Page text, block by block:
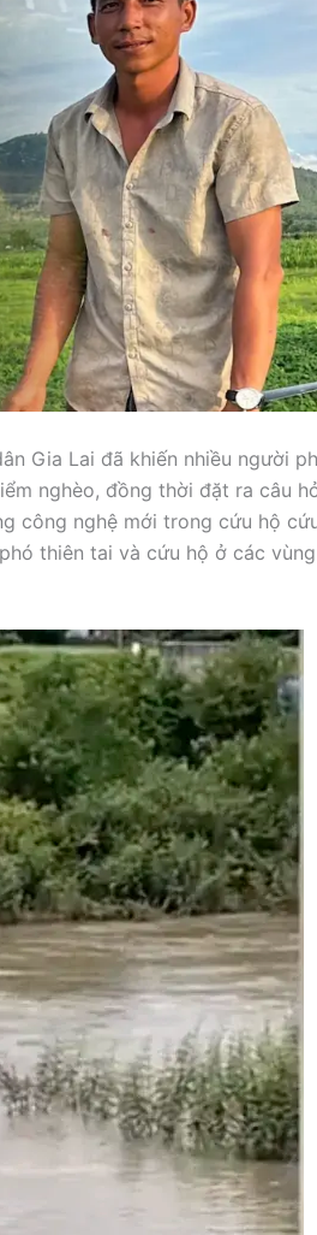
Gia Lai đã khiến nhiều người
nghèo, đồng thời đặt ra câu
công nghệ mới trong cứu hộ
thiên tai và cứu hộ ở các